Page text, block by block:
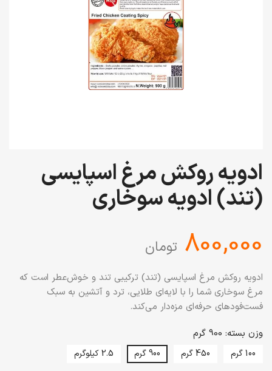
ادویه روکش مرغ اسپایسی
(تند) ادویه سوخاری
‎800,000 تومان
ادویه روکش مرغ اسپایسی (تند) ترکیبی تند و خوش‌عطر است که
مرغ سوخاری شما را با لایه‌ای طلایی، ترد و آتشین به سبک
فست‌فودهای حرفه‌ای مزه‌دار می‌کند.
وزن بسته: 900 گرم
100 گرم 450 گرم 900 گرم 2.5 کیلوگرم